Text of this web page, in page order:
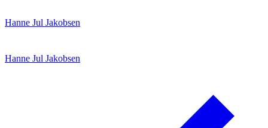
til
Hanne Jul Jakobsen
Hanne Jul Jakobsen